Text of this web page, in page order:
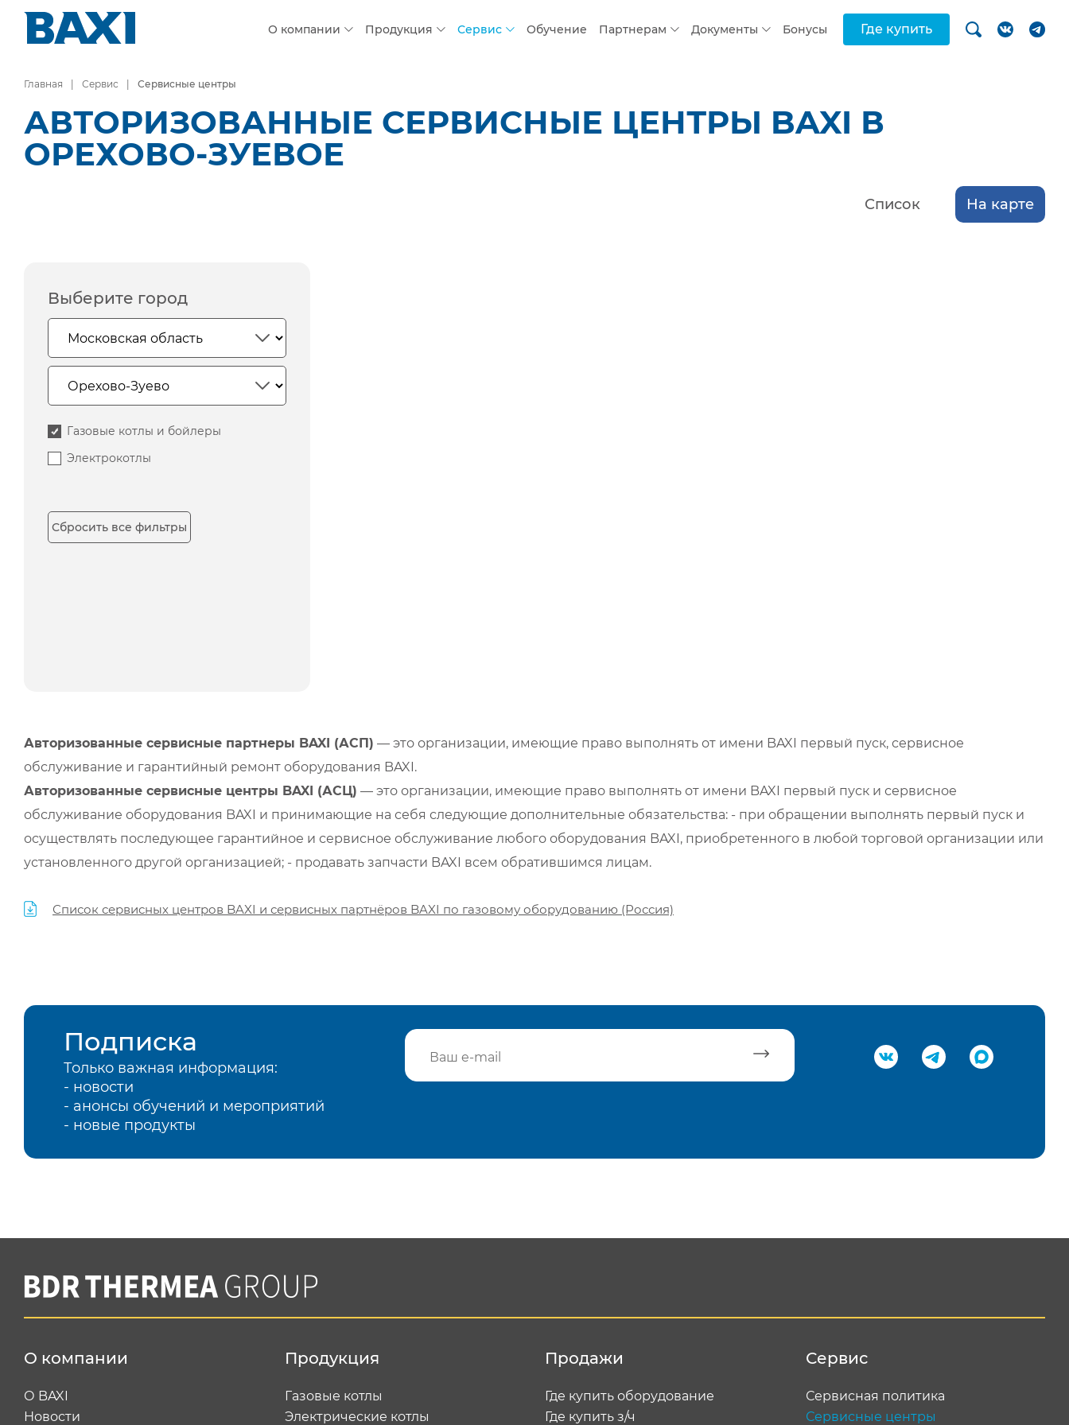
О компании Продукция Сервис Обучение Партнерам Документы Бонусы Где купить
Главная Сервис Сервисные центры
АВТОРИЗОВАННЫЕ СЕРВИСНЫЕ ЦЕНТРЫ BAXI В
ОРЕХОВО-ЗУЕВОЕ
Список На карте
Выберите город
Газовые котлы и бойлеры
Электрокотлы
Сбросить все фильтры
Авторизованные сервисные партнеры BAXI (АСП) — это организации, имеющие право выполнять от имени BAXI первый пуск, сервисное
обслуживание и гарантийный ремонт оборудования BAXI.
Авторизованные сервисные центры BAXI (АСЦ) — это организации, имеющие право выполнять от имени BAXI первый пуск и сервисное
обслуживание оборудования BAXI и принимающие на себя следующие дополнительные обязательства: - при обращении выполнять первый пуск и
осуществлять последующее гарантийное и сервисное обслуживание любого оборудования BAXI, приобретенного в любой торговой организации или
установленного другой организацией; - продавать запчасти BAXI всем обратившимся лицам.
Список сервисных центров BAXI и сервисных партнёров BAXI по газовому оборудованию (Россия)
Подписка
Только важная информация:
- новости
- анонсы обучений и мероприятий
- новые продукты
О компании
О BAXI
Новости
Продукция
Газовые котлы
Электрические котлы
Продажи
Где купить оборудование
Где купить з/ч
Сервис
Сервисная политика
Сервисные центры